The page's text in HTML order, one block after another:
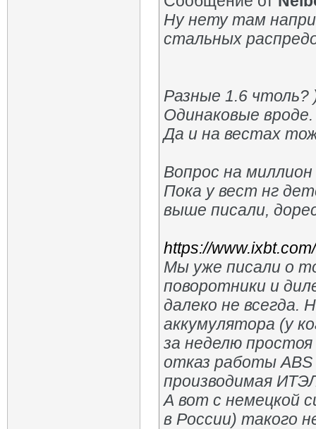
Ну нету там
стальных
Разные 1.6 чтоль?
Одинаковые вроде.
Да и на вестах
Вопрос на
Пока у вест нг
выше писали,
https://
Мы уже писали о
поворотники и
далеко не всегда.
аккумулятора (у
за неделю
отказ работы
производимая
А вот с немецкой
в России) такого